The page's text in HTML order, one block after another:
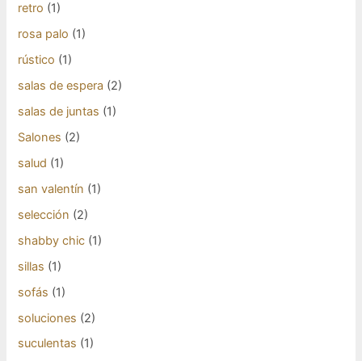
retro (1)
rosa palo (1)
rústico (1)
salas de espera (2)
salas de juntas (1)
Salones (2)
salud (1)
san valentín (1)
selección (2)
shabby chic (1)
sillas (1)
sofás (1)
soluciones (2)
suculentas (1)